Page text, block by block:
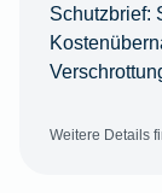
Schutzbrief:
Weitere Details